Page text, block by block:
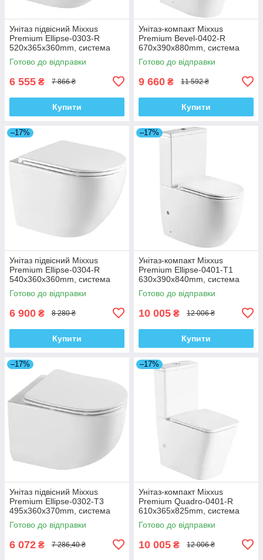
Унітаз підвісний Mixxus
Premium Ellipse-0303-R
520x365x360mm, система
змиву Rimless (MP6463)
Готово до відправки
6 555 ₴ 7 866 ₴
Купити
Унітаз-компакт Mixxus
Premium Bevel-0402-R
670x390x880mm, система
змиву RIMLESS (MP6474)
Готово до відправки
9 660 ₴ 11 592 ₴
Купити
–17%
Унітаз підвісний Mixxus
Premium Ellipse-0304-R
540x360x360mm, система
змиву Rimless (MP6466)
Готово до відправки
6 900 ₴ 8 280 ₴
Купити
–17%
Унітаз-компакт Mixxus
Premium Ellipse-0401-T1
630x390x840mm, система
змиву TORNADO 1.0
(MP6467)
Готово до відправки
10 005 ₴ 12 006 ₴
Купити
–17%
Унітаз підвісний Mixxus
Premium Ellipse-0302-T3
495x360x370mm, система
змиву Tornado 3.0 (MP6462)
Готово до відправки
6 072 ₴ 7 286,40 ₴
–17%
Унітаз-компакт Mixxus
Premium Quadro-0401-R
610x365x825mm, система
змиву RIMLESS (MP6457)
Готово до відправки
10 005 ₴ 12 006 ₴